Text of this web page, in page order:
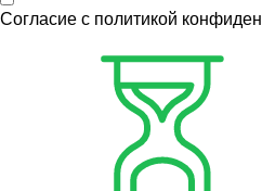
Согласие с политикой